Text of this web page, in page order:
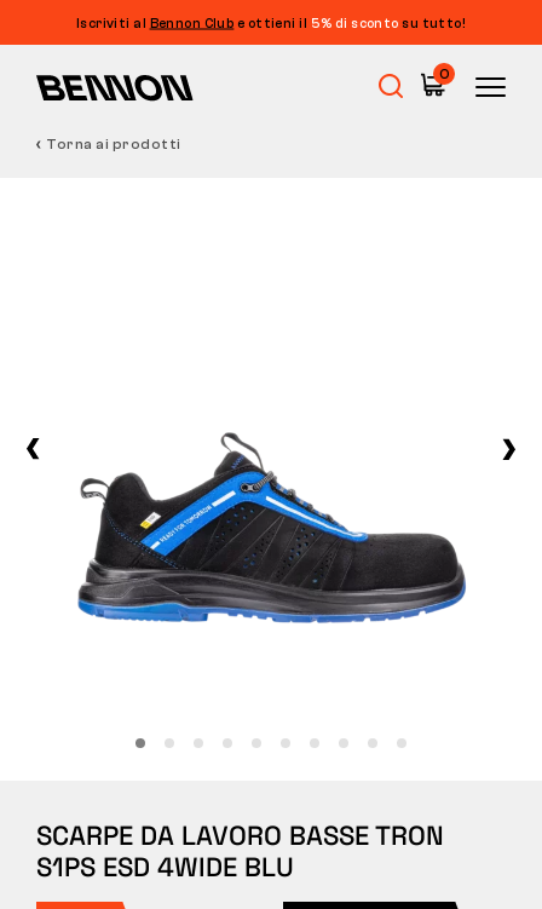
Iscriviti al Bennon Club e ottieni il 5% di sconto su tutto!
0
Calzature casual
Tattiche
CHI SIAMO
Torna ai prodotti
SCARPE DA LAVORO BASSE TRON
S1PS ESD 4WIDE BLU